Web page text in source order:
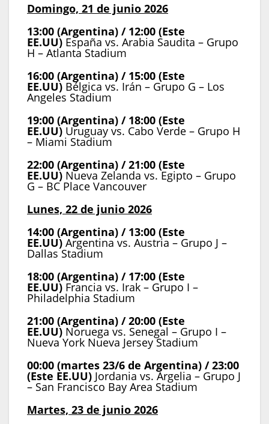
Domingo, 21 de junio 2026
13:00 (Argentina) / 12:00 (Este
EE.UU) España vs. Arabia Saudita – Grupo
H – Atlanta Stadium
16:00 (Argentina) / 15:00 (Este
EE.UU) Bélgica vs. Irán – Grupo G – Los
Angeles Stadium
19:00 (Argentina) / 18:00 (Este
EE.UU) Uruguay vs. Cabo Verde – Grupo H
– Miami Stadium
22:00 (Argentina) / 21:00 (Este
EE.UU) Nueva Zelanda vs. Egipto – Grupo
G – BC Place Vancouver
Lunes, 22 de junio 2026
14:00 (Argentina) / 13:00 (Este
EE.UU) Argentina vs. Austria – Grupo J –
Dallas Stadium
18:00 (Argentina) / 17:00 (Este
EE.UU) Francia vs. Irak – Grupo I –
Philadelphia Stadium
21:00 (Argentina) / 20:00 (Este
EE.UU) Noruega vs. Senegal – Grupo I –
Nueva York Nueva Jersey Stadium
00:00 (martes 23/6 de Argentina) / 23:00
(Este EE.UU) Jordania vs. Argelia – Grupo J
– San Francisco Bay Area Stadium
Martes, 23 de junio 2026